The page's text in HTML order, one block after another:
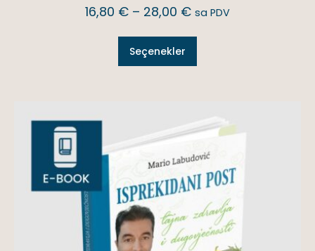
16,80 € – 28,00 € sa PDV
Seçenekler